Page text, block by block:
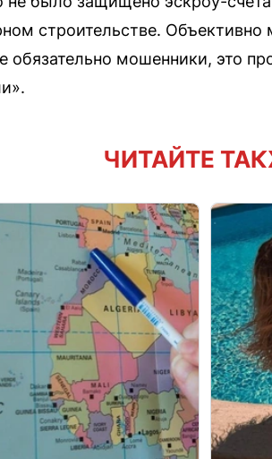
строительстве.
обязательно мошенники, это
ЧИТАЙТЕ